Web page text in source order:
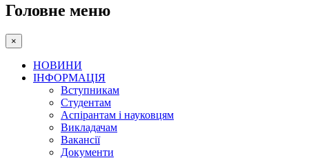
Головне меню
×
НОВИНИ
ІНФОРМАЦІЯ
Вступникам
Студентам
Аспірантам і науковцям
Викладачам
Вакансії
Документи